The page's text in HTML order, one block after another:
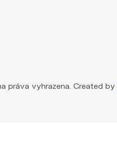
práva vyhrazena. Created by